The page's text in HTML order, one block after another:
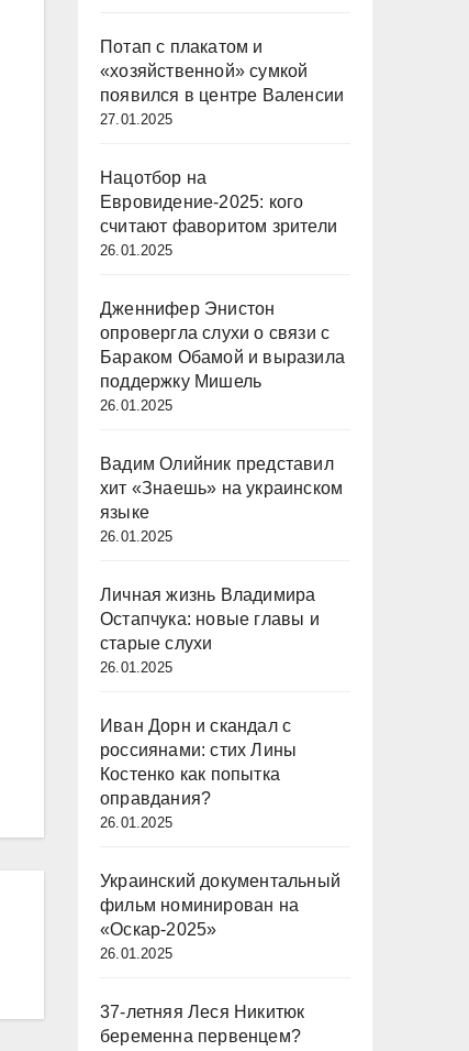
Потап с плакатом и
«хозяйственной» сумкой
появился в центре Валенсии
27.01.2025
Нацотбор на
Евровидение-2025: кого
считают фаворитом зрители
26.01.2025
Дженнифер Энистон
опровергла слухи о связи с
Бараком Обамой и выразила
поддержку Мишель
26.01.2025
Вадим Олийник представил
хит «Знаешь» на украинском
языке
26.01.2025
Личная жизнь Владимира
Остапчука: новые главы и
старые слухи
26.01.2025
Иван Дорн и скандал с
россиянами: стих Лины
Костенко как попытка
оправдания?
26.01.2025
Украинский документальный
фильм номинирован на
«Оскар-2025»
26.01.2025
37-летняя Леся Никитюк
беременна первенцем?